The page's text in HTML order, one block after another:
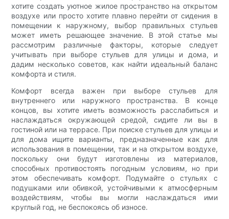
хотите создать уютное жилое пространство на открытом
воздухе или просто хотите плавно перейти от сидения в
помещении к наружному, выбор правильных стульев
может иметь решающее значение. В этой статье мы
рассмотрим различные факторы, которые следует
учитывать при выборе стульев для улицы и дома, и
дадим несколько советов, как найти идеальный баланс
комфорта и стиля.
Комфорт всегда важен при выборе стульев для
внутреннего или наружного пространства. В конце
концов, вы хотите иметь возможность расслабиться и
наслаждаться окружающей средой, сидите ли вы в
гостиной или на террасе. При поиске стульев для улицы и
для дома ищите варианты, предназначенные как для
использования в помещении, так и на открытом воздухе,
поскольку они будут изготовлены из материалов,
способных противостоять погодным условиям, но при
этом обеспечивать комфорт. Подумайте о стульях с
подушками или обивкой, устойчивыми к атмосферным
воздействиям, чтобы вы могли наслаждаться ими
круглый год, не беспокоясь об износе.